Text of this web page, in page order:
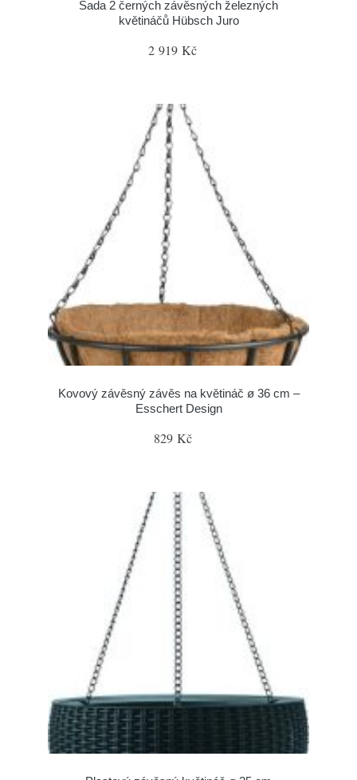
Sada 2 černých závěsných železných
květináčů Hübsch Juro
2 919 Kč
Kovový závěsný závěs na květináč ø 36 cm –
Esschert Design
829 Kč